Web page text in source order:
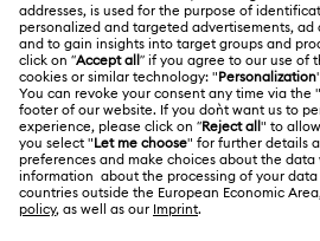
Contacto
Guía de tamaños
Buscador de tiendas
Trabaja con nosotros
Alumni Community
Para profesionales
Mapa Web
CONDICIONES LEGALES
Condiciones De Uso
Terminos & Condiciones
Política De Privacidad
Otros países/
English
Deutsch Español